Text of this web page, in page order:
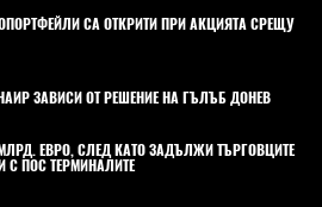
СА ОТКРИТИ ПРИ АКЦИЯТА СРЕЩУ
ЗАВИСИ ОТ РЕШЕНИЕ НА ГЪЛЪБ ДОНЕВ
ЕВРО, СЛЕД КАТО ЗАДЪЛЖИ ТЪРГОВЦИТЕ
С ПОС ТЕРМИНАЛИТЕ